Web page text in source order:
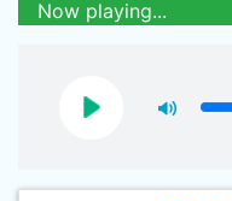
Now playing...